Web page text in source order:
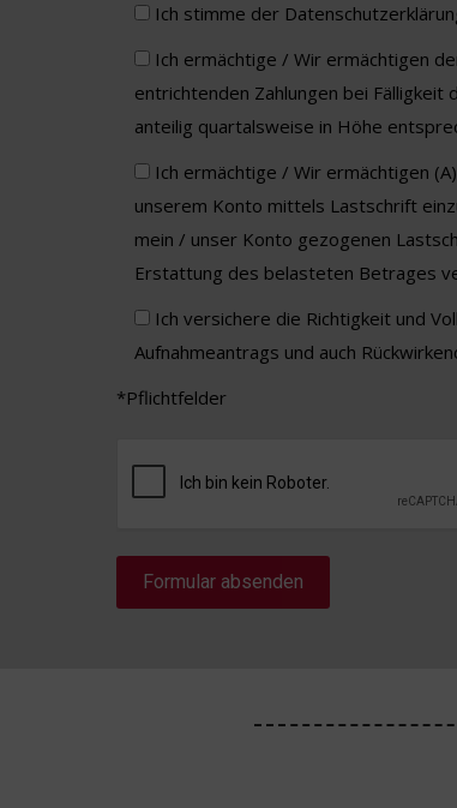
Ich stimme der
Ich ermächtige / Wir ermächtigen
entrichtenden Zahlungen bei
anteilig quartalsweise in Höhe
Ich ermächtige / Wir ermächtigen
unserem Konto mittels Lastschrift
mein / unser Konto gezogenen
Erstattung des belasteten Betrages
Ich versichere die Richtigkeit und
Aufnahmeantrags und auch
*Pflichtfelder